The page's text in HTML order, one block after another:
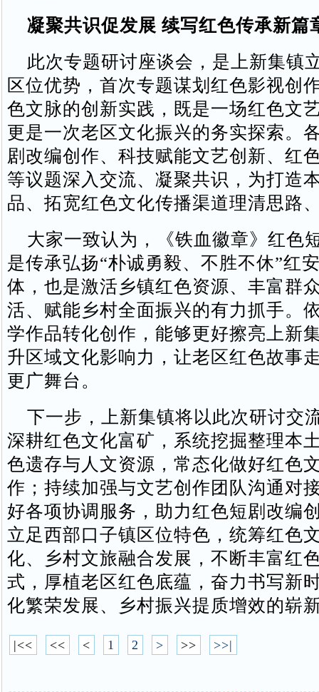
凝聚共识促发展 续写红色传承新篇
此次专题研讨座谈会，是上新集镇
区位优势，首次专题谋划红色影视创
色文脉的创新实践，既是一场红色文
更是一次老区文化振兴的务实探索。
剧改编创作、科技赋能文艺创新、红
等议题深入交流、凝聚共识，为打造
品、拓宽红色文化传播渠道理清思路
大家一致认为，《铁血徽章》红色
是传承弘扬“朴诚勇毅、不胜不休”红
体，也是激活乡镇红色资源、丰富群
活、赋能乡村全面振兴的有力抓手。
学作品转化创作，能够更好擦亮上新
升区域文化影响力，让老区红色故事
更广舞台。
下一步，上新集镇将以此次研讨交
深耕红色文化富矿，系统挖掘整理本
色遗存与人文资源，常态化做好红色
作；持续加强与文艺创作团队沟通对
好各项协调服务，助力红色短剧改编
立足西部口子镇区位特色，统筹红色
化、乡村文旅融合发展，不断丰富红
式，厚植老区红色底蕴，奋力书写新
化繁荣发展、乡村振兴提质增效的崭
|<< << < 1 2 > >> >>|